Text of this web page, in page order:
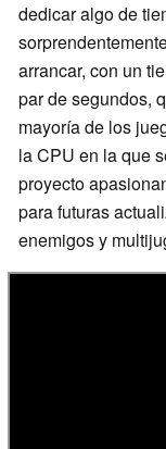
dedicar algo de
arrancar, con un
par de segundos,
mayoría de los
la CPU en la que
proyecto
para futuras
enemigos y